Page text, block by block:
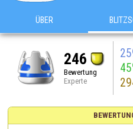
ÜBER
246
Bewertung
Experte